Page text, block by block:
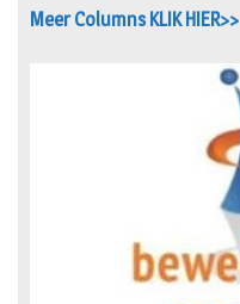
Meer Columns KLIK HIER>>